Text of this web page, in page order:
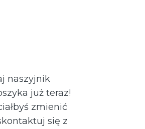
naszyjnik
już teraz!
zmienić
się z